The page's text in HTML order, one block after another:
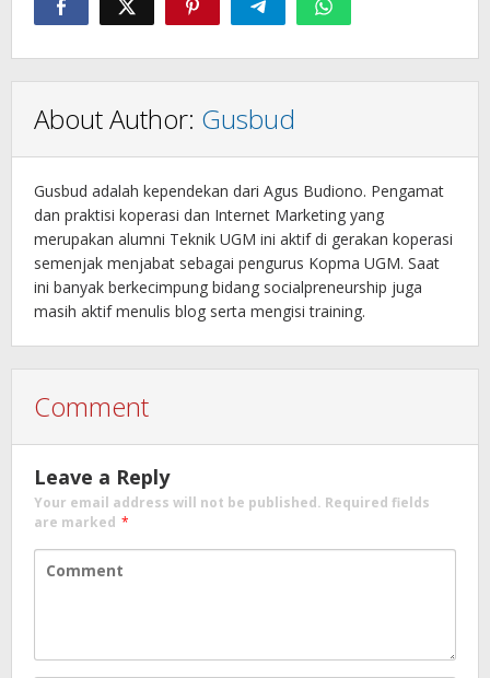
About Author: Gusbud
Gusbud adalah kependekan dari Agus Budiono. Pengamat
dan praktisi koperasi dan Internet Marketing yang
merupakan alumni Teknik UGM ini aktif di gerakan koperasi
semenjak menjabat sebagai pengurus Kopma UGM. Saat
ini banyak berkecimpung bidang socialpreneurship juga
masih aktif menulis blog serta mengisi training.
Comment
Leave a Reply
Your email address will not be published. Required fields
are marked *